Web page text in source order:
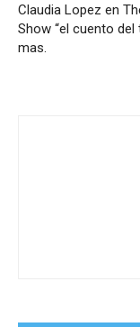
Claudia Lopez en
Show “el cuento del
mas.